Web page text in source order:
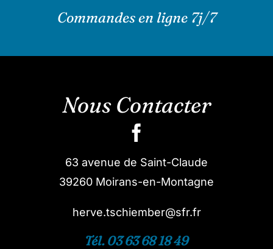
Commandes en ligne 7j/7
Nous Contacter
63 avenue de Saint-Claude
39260 Moirans-en-Montagne
herve.tschiember@sfr.fr
Tél. 03 63 68 18 49